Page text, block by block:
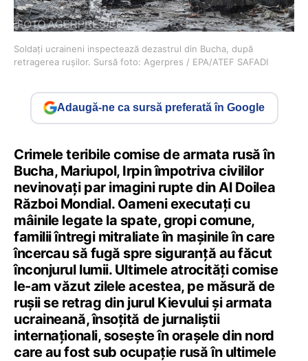
Soldați ucraineni inspectează dezastrul din Bucha, după
retragerea rușilor. Sursă foto: Agerpres / EPA/ATEF SAFADI
Adaugă-ne ca sursă preferată în Google
Crimele teribile comise de armata rusă în
Bucha, Mariupol, Irpin împotriva civililor
nevinovați par imagini rupte din Al Doilea
Război Mondial. Oameni executați cu
mâinile legate la spate, gropi comune,
familii întregi mitraliate în mașinile în care
încercau să fugă spre siguranță au făcut
înconjurul lumii. Ultimele atrocități comise
le-am văzut zilele acestea, pe măsură de
rușii se retrag din jurul Kievului și armata
ucraineană, însoțită de jurnaliștii
internaționali, sosește în orașele din nord
care au fost sub ocupație rusă în ultimele